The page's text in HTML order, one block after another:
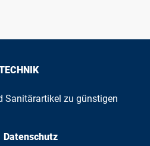
Sanitärartikel zu günstigen
Datenschutz